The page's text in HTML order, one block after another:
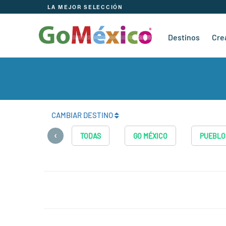
LA MEJOR SELECCIÓN
Destinos
CAMBIAR DESTINO
TODAS GO MÉXICO
‹